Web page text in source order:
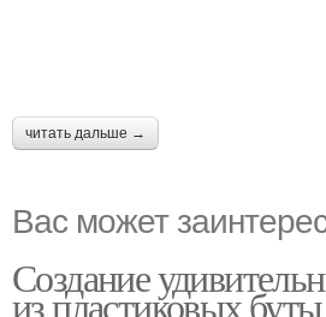
читать дальше →
Вас может
Создание
из пластиковых